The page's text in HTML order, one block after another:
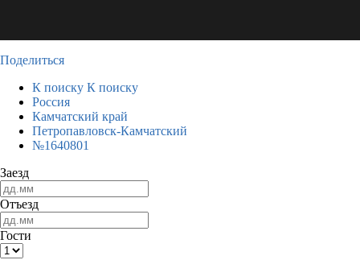
Поделиться
К поиску К поиску
Россия
Камчатский край
Петропавловск-Камчатский
№1640801
Заезд
Отъезд
Гости